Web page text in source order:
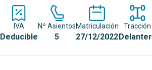
IVA
Deducible
Nº Asientos
5
Matriculación
27/12/2022
Tracción